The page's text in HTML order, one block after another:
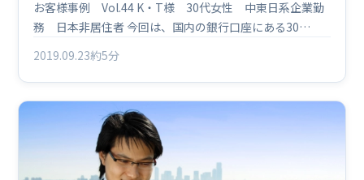
お客様事例 Vol.44 K・T様 30代女性 中東日系企業勤
務 日本非居住者 今回は、国内の銀行口座にある30…
2019.09.23約5分